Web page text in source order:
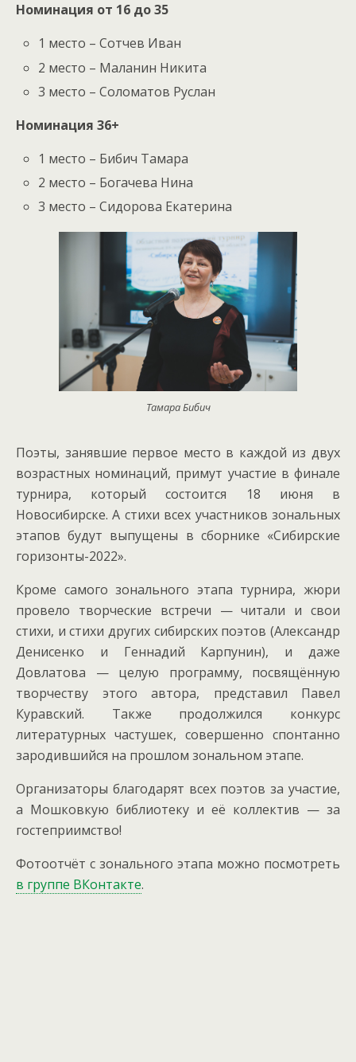
Номинация от 16 до 35
1 место – Сотчев Иван
2 место – Маланин Никита
3 место – Соломатов Руслан
Номинация 36+
1 место – Бибич Тамара
2 место – Богачева Нина
3 место – Сидорова Екатерина
Тамара Бибич
Поэты, занявшие первое место в каждой из двух
возрастных номинаций, примут участие в финале
турнира, который состоится 18 июня в
Новосибирске. А стихи всех участников зональных
этапов будут выпущены в сборнике «Сибирские
горизонты-2022».
Кроме самого зонального этапа турнира, жюри
провело творческие встречи — читали и свои
стихи, и стихи других сибирских поэтов (Александр
Денисенко и Геннадий Карпунин), и даже
Довлатова — целую программу, посвящённую
творчеству этого автора, представил Павел
Куравский. Также продолжился конкурс
литературных частушек, совершенно спонтанно
зародившийся на прошлом зональном этапе.
Организаторы благодарят всех поэтов за участие,
а Мошковкую библиотеку и её коллектив — за
гостеприимство!
Фотоотчёт с зонального этапа можно посмотреть
в группе ВКонтакте.